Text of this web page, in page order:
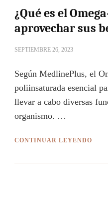
¿Qué es el
aprovechar sus
SEPTIEMBRE 26, 2023
Según MedlinePlus, el
poliinsaturada esencial
llevar a cabo diversas
organismo. …
CONTINUAR LEYENDO